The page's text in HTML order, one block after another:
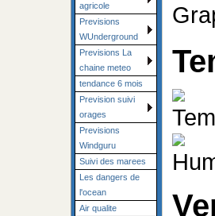
agricole
Previsions
WUnderground
Previsions La
chaine meteo
tendance 6 mois
Prevision suivi
orages
Previsions
Windguru
Suivi des marees
Les dangers de
l'ocean
Air qualite